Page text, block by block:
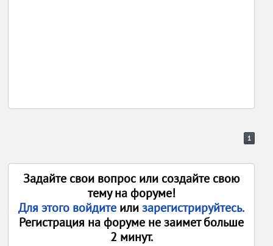
1
Задайте свои вопрос или создайте свою
тему на форуме!
Для этого войдите илизарегистрируйтесь.
Регистрация на форуме не заимет больше
2 минут.